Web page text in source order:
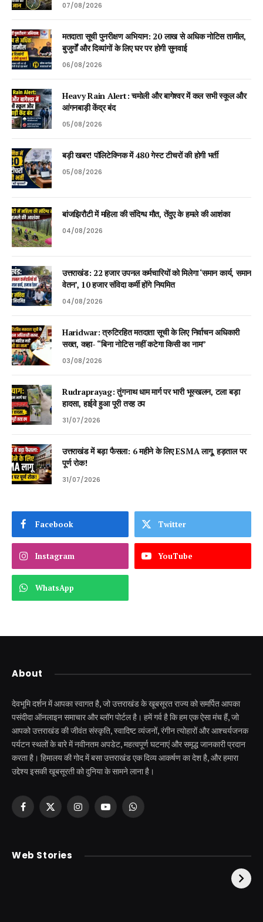
07/08/2026
मतदाता सूची पुनरीक्षण अभियान: 20 लाख से अधिक नोटिस तामील,
बुजुर्गों और दिव्यांगों के लिए घर पर होगी सुनवाई
06/08/2026
Heavy Rain Alert: चमोली और बागेश्वर में कल सभी स्कूल और
आंगनबाड़ी केंद्र बंद
05/08/2026
बड़ी खबर! पॉलिटेक्निक में 480 गेस्ट टीचरों की होगी भर्ती
05/08/2026
बांजझिरौटी में महिला की संदिग्ध मौत, तेंदुए के हमले की आशंका
04/08/2026
उत्तराखंड: 22 हजार उपनल कर्मचारियों को मिलेगा ‘समान कार्य, समान
वेतन’, 10 हजार संविदा कर्मी होंगे नियमित
04/08/2026
Haridwar: त्रुटिरहित मतदाता सूची के लिए निर्वाचन अधिकारी
सख्त, कहा- “बिना नोटिस नहीं कटेगा किसी का नाम”
03/08/2026
Rudraprayag: तुंगनाथ धाम मार्ग पर भारी भूस्खलन, टला बड़ा
हादसा, हाईवे हुआ पूरी तरह ठप
31/07/2026
उत्तराखंड में बड़ा फैसला: 6 महीने के लिए ESMA लागू, हड़ताल पर
पूर्ण रोक!
31/07/2026
Facebook Twitter
Instagram YouTube
WhatsApp
About
देवभूमि दर्शन में आपका स्वागत है, जो उत्तराखंड के खूबसूरत राज्य को समर्पित आपका
पसंदीदा ऑनलाइन समाचार और ब्लॉग पोर्टल है। हमें गर्व है कि हम एक ऐसा मंच हैं, जो
आपको उत्तराखंड की जीवंत संस्कृति, स्वादिष्ट व्यंजनों, रंगीन त्योहारों और आश्चर्यजनक
पर्यटन स्थलों के बारे में नवीनतम अपडेट, महत्वपूर्ण घटनाएं और समृद्ध जानकारी प्रदान
करता है। हिमालय की गोद में बसा उत्तराखंड एक दिव्य आकर्षण का देश है, और हमारा
उद्देश्य इसकी खूबसूरती को दुनिया के सामने लाना है।
Facebook
X
InstagramYouTubeWhatsApp
Web Stories
केदारनाथ से पहले होती है
उत्तराखंड की एक ऐसी